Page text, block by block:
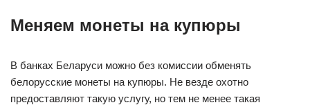
Меняем монеты на купюры
В банках Беларуси можно без комиссии обменять
белорусские монеты на купюры. Не везде охотно
предоставляют такую услугу, но тем не менее такая